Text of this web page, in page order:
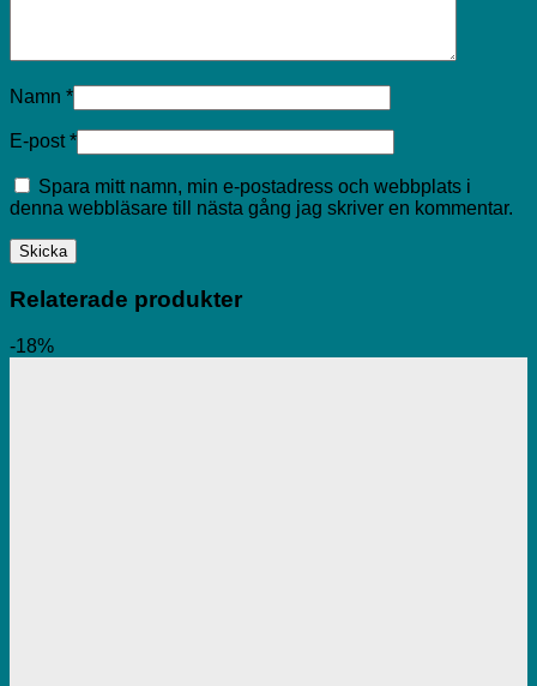
Namn *
E-post*
Spara mitt namn, min e-postadress och webbplats i
denna webbläsare till nästa gång jag skriver en kommentar.
Relaterade produkter
-18%